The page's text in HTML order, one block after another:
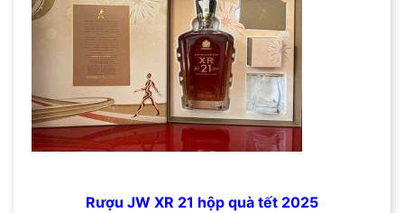
Rượu JW XR 21 hộp quà tết 2025